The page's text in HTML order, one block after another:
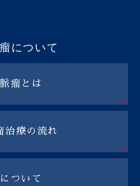
について
瘤とは
治療の流れ
ついて